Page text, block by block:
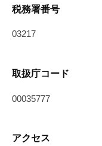
税務署番号
03217
取扱庁コード
00035777
アクセス